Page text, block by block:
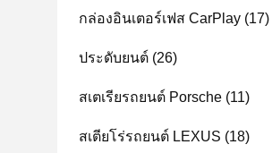
กล่องอินเตอร์เฟส CarPlay (17)
ประดับยนต์ (26)
สเตเรียรถยนต์ Porsche (11)
สเตียโร่รถยนต์ LEXUS (18)